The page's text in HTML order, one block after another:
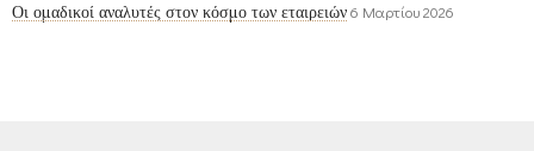
Οι ομαδικοί αναλυτές στον κόσμο των εταιρειών6 Μαρτίου 2026